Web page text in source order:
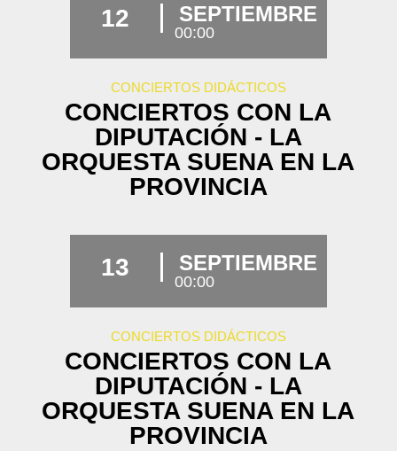
12 SEPTIEMBRE
00:00
CONCIERTOS DIDÁCTICOS
CONCIERTOS CON LA
DIPUTACIÓN - LA
ORQUESTA SUENA EN LA
PROVINCIA
13 SEPTIEMBRE
00:00
CONCIERTOS DIDÁCTICOS
CONCIERTOS CON LA
DIPUTACIÓN - LA
ORQUESTA SUENA EN LA
PROVINCIA